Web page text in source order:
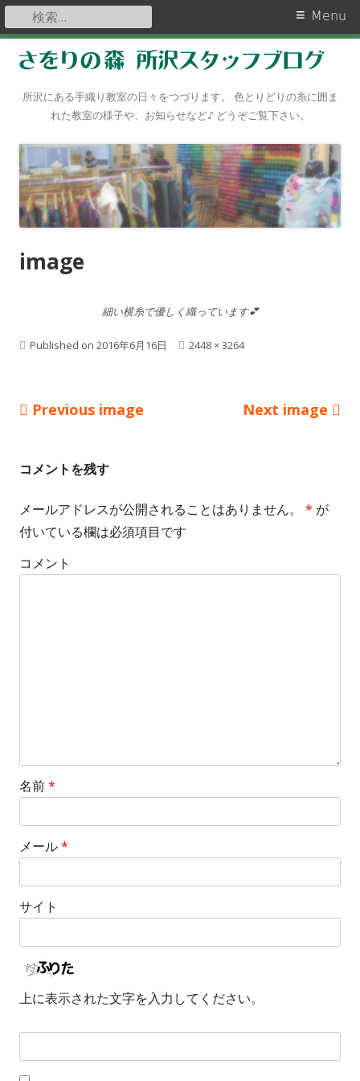
content
所沢にある手織り教室の日々をつづります。 色とりどりの糸に囲ま
れた教室の様子や、お知らせなど♪ どうぞご覧下さい。
Primary
Menu
Menu
検
索:
image
細い横糸で優しく織っています💕
Published on 2016年6月16日
F
z
2448 × 3264
Previous image Next image
コメントを残す
メールアドレスが公開されることはありません。 * が
付いている欄は必須項目です
コメント
名前*
メール*
サイト
上に表示された文字を入力してください。